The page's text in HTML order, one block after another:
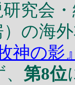
究会
）の海
牧神の影
、第8位